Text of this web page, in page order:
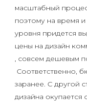
масштабный
поэтому на время
уровня придется
цены на дизайн
, совсем дешевым
Соответственно,
заранее. С другой
дизайна окупается